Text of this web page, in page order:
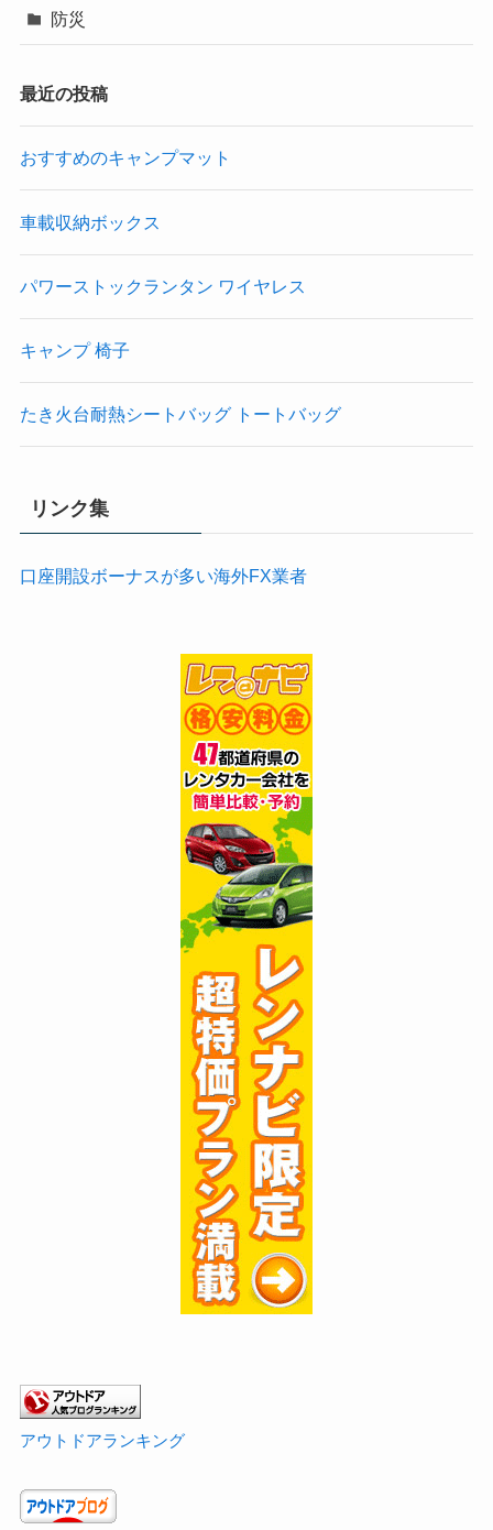
防災
最近の投稿
おすすめのキャンプマット
車載収納ボックス
パワーストックランタン ワイヤレス
キャンプ 椅子
たき火台耐熱シートバッグ トートバッグ
リンク集
口座開設ボーナスが多い海外FX業者
アウトドアランキング